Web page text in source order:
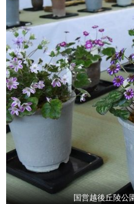
国営越後丘陵公